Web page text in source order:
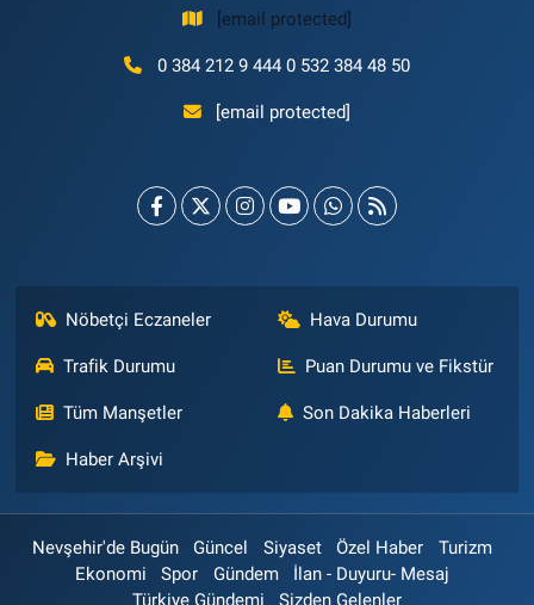
[email protected]
0 384 212 9 444 0 532 384 48 50
[email protected]
Nöbetçi Eczaneler Hava Durumu
Trafik Durumu Puan Durumu ve Fikstür
Tüm Manşetler Son Dakika Haberleri
Haber Arşivi
Nevşehir'de Bugün Güncel Siyaset Özel Haber
Turizm
Ekonomi
Spor Gündem
İlan - Duyuru- Mesaj
Türkiye Gündemi
Sizden Gelenler